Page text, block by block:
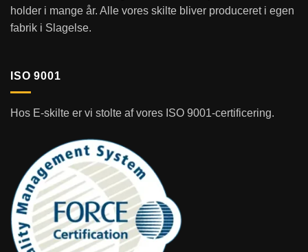
holder i mange år. Alle vores skilte bliver produceret i egen
fabrik i Slagelse.
ISO 9001
Hos E-skilte er vi stolte af vores ISO 9001-certificering.